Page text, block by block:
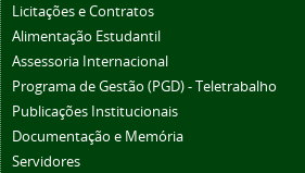
Licitações e Contratos
Alimentação Estudantil
Assessoria Internacional
Programa de Gestão (PGD) - Teletrabalho
Publicações Institucionais
Documentação e Memória
Servidores